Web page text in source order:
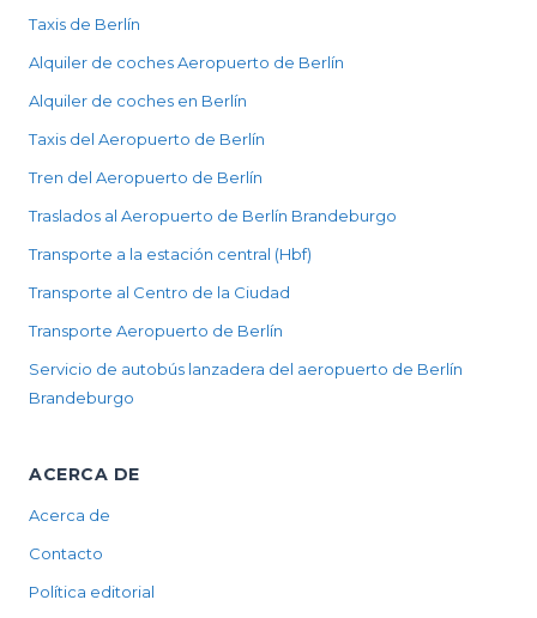
Taxis de Berlín
Alquiler de coches Aeropuerto de Berlín
Alquiler de coches en Berlín
Taxis del Aeropuerto de Berlín
Tren del Aeropuerto de Berlín
Traslados al Aeropuerto de Berlín Brandeburgo
Transporte a la estación central (Hbf)
Transporte al Centro de la Ciudad
Transporte Aeropuerto de Berlín
Servicio de autobús lanzadera del aeropuerto de Berlín
Brandeburgo
ACERCA DE
Acerca de
Contacto
Política editorial